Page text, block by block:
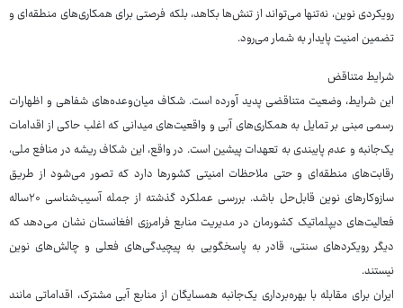
رویکردی نوین، نه‌تنها می‌تواند از تنش‌ها بکاهد، بلکه فرصتی برای همکاری‌های منطقه‌ای و
تضمین امنیت پایدار به شمار می‌رود.
شرایط متناقض
این شرایط، وضعیت متناقضی پدید آورده است. شکاف میان‌وعده‌های شفاهی و اظهارات
رسمی مبنی بر تمایل به همکاری‌های آبی و واقعیت‌های میدانی که اغلب حاکی از اقدامات
یک‌جانبه و عدم پایبندی به تعهدات پیشین است. در واقع، این شکاف ریشه در منافع ملی،
رقابت‌های منطقه‌ای و حتی ملاحظات امنیتی کشورها دارد که تصور می‌شود از طریق
سازوکارهای نوین قابل‌حل باشد. بررسی عملکرد گذشته از جمله آسیب‌شناسی ۲۰ساله
فعالیت‌های دیپلماتیک کشورمان در مدیریت منابع فرامرزی افغانستان نشان می‌دهد که
دیگر رویکردهای سنتی، قادر به پاسخگویی به پیچیدگی‌های فعلی و چالش‌های نوین
نیستند.
ایران برای مقابله با بهره‌برداری یک‌جانبه همسایگان از منابع آبی مشترک، اقداماتی مانند